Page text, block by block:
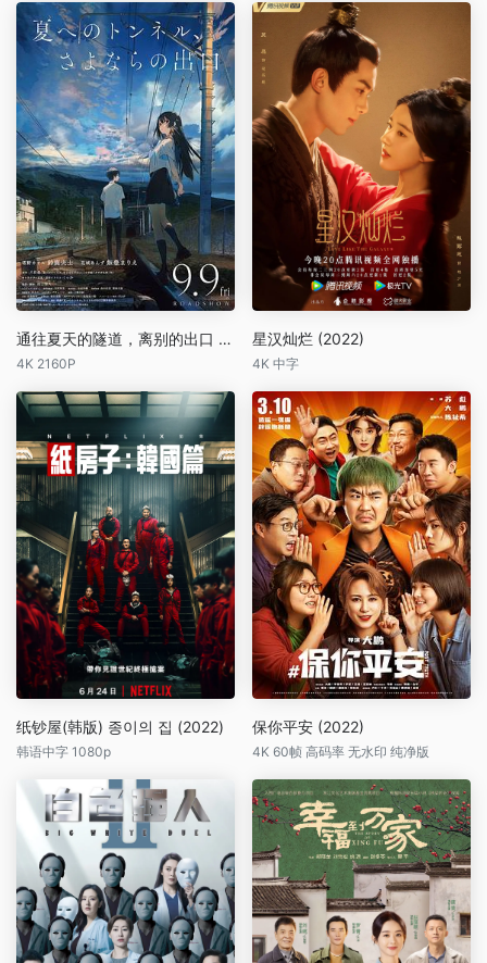
通往夏天的隧道，离别的出口 夏へのトンネル、さよならの出口 (2022)
4K 2160P
星汉灿烂 (2022)
4K 中字
纸钞屋(韩版) 종이의 집 (2022)
韩语中字 1080p
保你平安 (2022)
4K 60帧 高码率 无水印 纯净版